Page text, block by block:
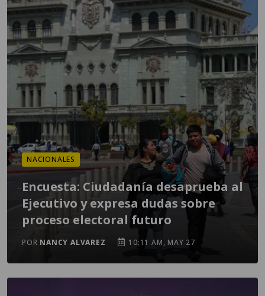
NACIONALES
Encuesta: Ciudadanía desaprueba al
Ejecutivo y expresa dudas sobre
proceso electoral futuro
POR NANCY ALVAREZ 10:11 AM, MAY 27